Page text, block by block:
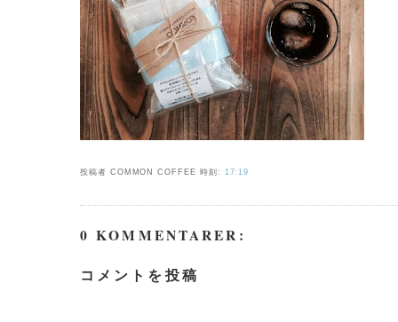
投稿者 COMMON COFFEE 時刻: 17:19
0 KOMMENTARER:
コメントを投稿